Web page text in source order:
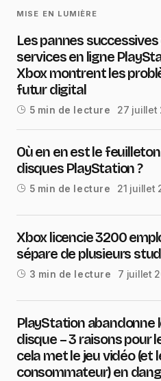
MISE EN LUMIÈRE
Les pannes
services en ligne
Xbox montrent les
futur digital
5 min de lecture 27 juillet
Où en en est le
disques PlayStation ?
5 min de lecture 21 juillet
Xbox licencie 3200
sépare de plusieurs
3 min de lecture 7 juillet
PlayStation abandonne
disque – 3 raisons pour
cela met le jeu vidéo (et
consommateur) en